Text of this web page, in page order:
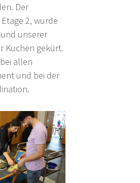
Der
2, wurde
unserer
Kuchen gekürt.
allen
und bei der